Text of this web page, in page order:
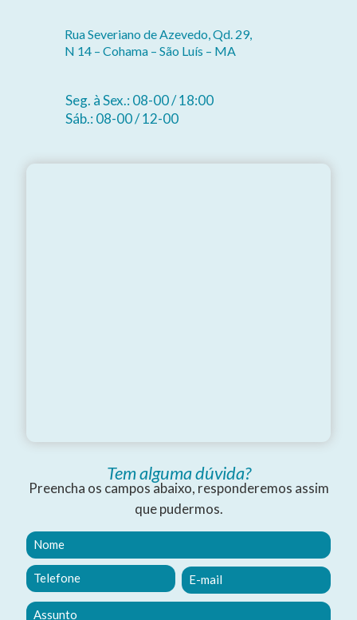
Rua Severiano de Azevedo, Qd. 29,
N 14 – Cohama – São Luís – MA
Seg. à Sex.: 08-00 / 18:00
Sáb.: 08-00 / 12-00
Tem alguma dúvida?
Preencha os campos abaixo, responderemos assim
que pudermos.